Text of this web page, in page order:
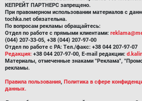
КЕПРЕЙТ ПАРТНЕРС запрещено.
При правомерном использовании материалов с
tochka.net обязательна.
По вопросам рекламы обращайтесь:
Отдел по работе с прямыми клиентами:
(044) 207-33-05, +38 (044) 207-97-00
Отдел по работе с РА: Тел./факс: +38 044 207-97-07
Редакция: +38 044 207-97-00, E-mail редакции:
Материалы, отмеченные знаками "Реклама",
рекламы.
Правила пользования, Политика в сфере
данных.